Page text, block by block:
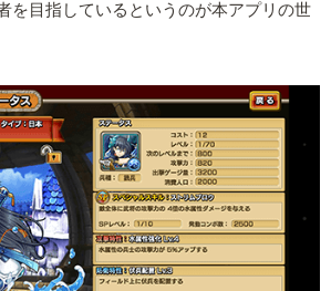
を目指しているというのが本アプリの世